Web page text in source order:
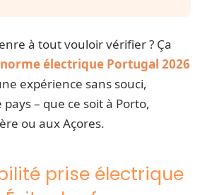
à tout vouloir vérifier ? Ça
norme électrique Portugal 2026
expérience sans souci,
– que ce soit à Porto,
ou aux Açores.
prise électrique